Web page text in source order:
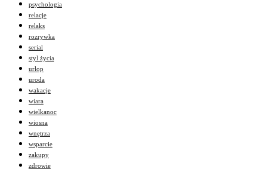
psychologia
relacje
relaks
rozrywka
serial
styl życia
urlop
uroda
wakacje
wiara
wielkanoc
wiosna
wnętrza
wsparcie
zakupy
zdrowie